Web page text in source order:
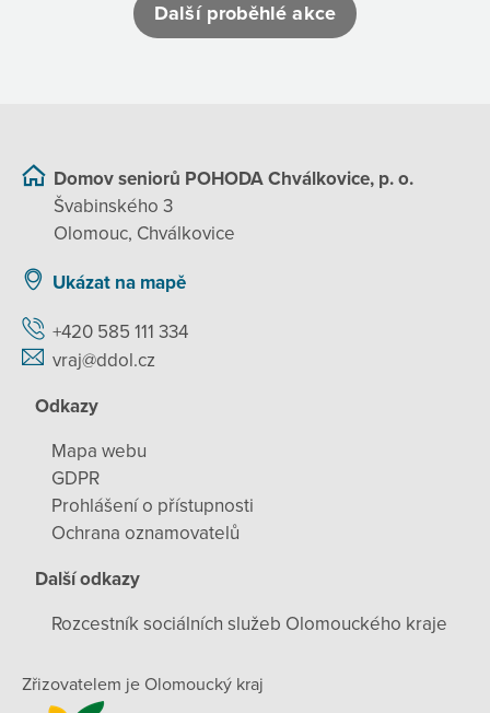
Další proběhlé akce
Domov seniorů POHODA Chválkovice, p. o.
Švabinského 3
Olomouc, Chválkovice
Ukázat na mapě
+420 585 111 334
vraj@ddol.cz
Odkazy
Mapa webu
GDPR
Prohlášení o přístupnosti
Ochrana oznamovatelů
Další odkazy
Rozcestník sociálních služeb Olomouckého kraje
Zřizovatelem je Olomoucký kraj